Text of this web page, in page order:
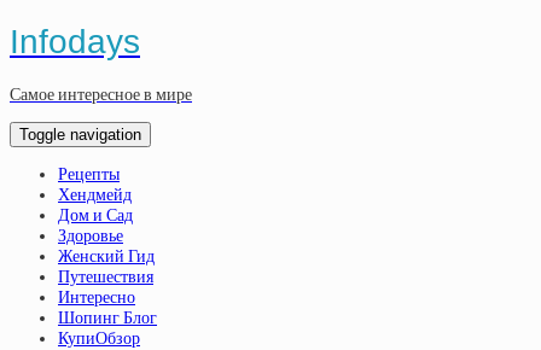
Infodays
Самое интересное в мире
Toggle navigation
Рецепты
Хендмейд
Дом и Сад
Здоровье
Женский Гид
Путешествия
Интересно
Шопинг Блог
КупиОбзор